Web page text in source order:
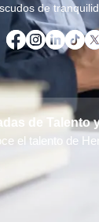
de
de Talento
el talento de